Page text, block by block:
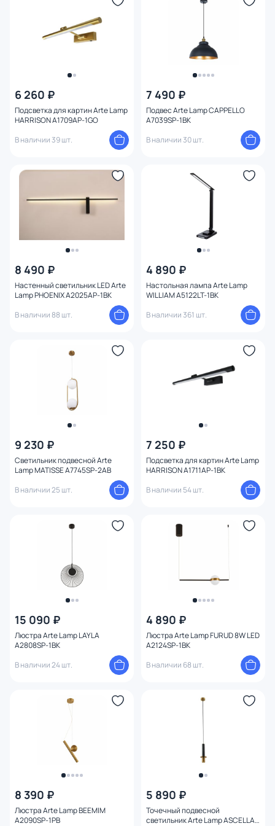
6 260 ₽
Подсветка для картин Arte Lamp
HARRISON A1709AP-1GO
В наличии 39 шт.
7 490 ₽
Подвес Arte Lamp CAPPELLO
A7039SP-1BK
В наличии 30 шт.
8 490 ₽
Настенный светильник LED Arte
Lamp PHOENIX A2025AP-1BK
В наличии 88 шт.
4 890 ₽
Настольная лампа Arte Lamp
WILLIAM A5122LT-1BK
В наличии 361 шт.
9 230 ₽
Светильник подвесной Arte
Lamp MATISSE A7745SP-2AB
В наличии 25 шт.
7 250 ₽
Подсветка для картин Arte Lamp
HARRISON A1711AP-1BK
В наличии 54 шт.
15 090 ₽
Люстра Arte Lamp LAYLA
A2808SP-1BK
В наличии 24 шт.
4 890 ₽
Люстра Arte Lamp FURUD 8W LED
A2124SP-1BK
В наличии 68 шт.
8 390 ₽
Люстра Arte Lamp BEEMIM
A2090SP-1PB
5 890 ₽
Точечный подвесной
светильник Arte Lamp ASCELLA